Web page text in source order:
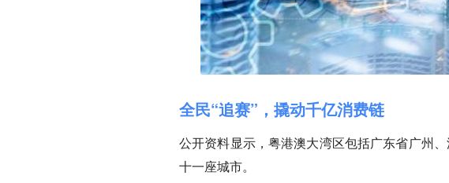
全民“追赛”，撬动千亿消费链
公开资料显示，粤港澳大湾区包括广东省广州
十一座城市。